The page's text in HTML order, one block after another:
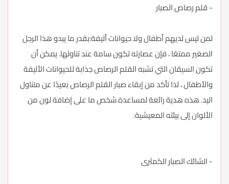
- قلم رصاص الصبار
لمن ليس لديهم أطفال ولا حيوانات أليفة:بقدر ما يبدو هذا الرجل
الصغير ممتعًا ، فإن عصارته تكون سامة عند تناولها. يمكن أن
تكون السيقان التي تشبه القلم الرصاص جذابة للحيوانات الأليفة
والأطفال ، لذا تأكد من إبقاء صبار القلم الرصاص بعيدًا عن متناول
اليد. هذه هدية رائعة لمساعدة شخص ما على إضافة لون من
الألوان إلى بيئته المعيشية.
- الشائك الصبار الكمثرى